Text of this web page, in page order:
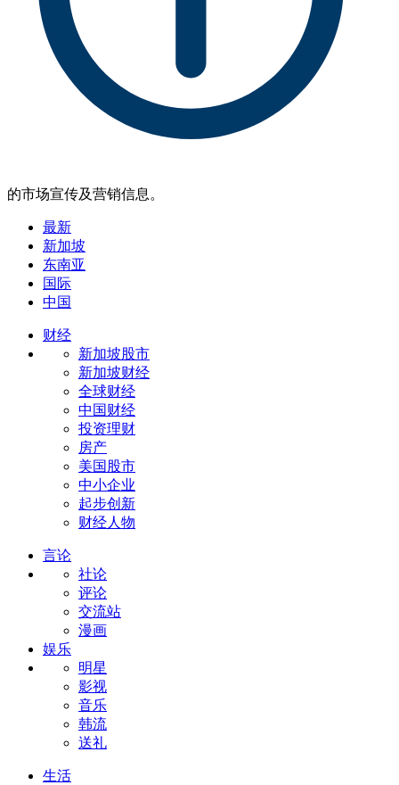
的市场宣传及营销信息。
最新
新加坡
东南亚
国际
中国
财经
新加坡股市
新加坡财经
全球财经
中国财经
投资理财
房产
美国股市
中小企业
起步创新
财经人物
言论
社论
评论
交流站
漫画
娱乐
明星
影视
音乐
韩流
送礼
生活